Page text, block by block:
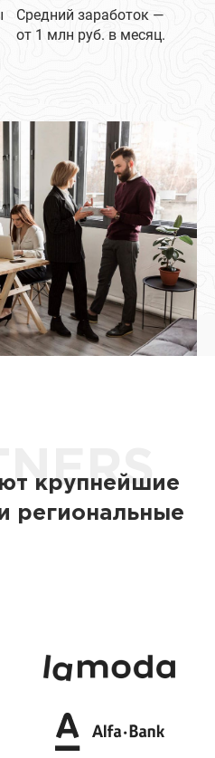
Средний заработок —
от 1 млн руб. в месяц.
крупнейшие
региональные